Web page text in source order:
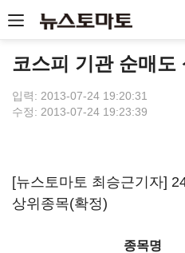
코스피 기관 순매도
입력: 2013-07-24 19:20:31
수정: 2013-07-24 19:23:39
[뉴스토마토 최승근기자]
상위종목(확정)
종목명